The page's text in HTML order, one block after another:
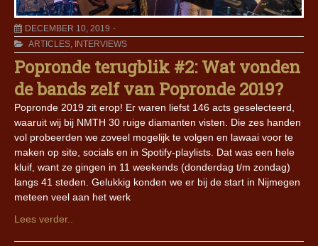
DECEMBER 10, 2019
ARTICLES, INTERVIEWS
Popronde terugblik #2: Wat vonden
de bands zelf van Popronde 2019?
Popronde 2019 zit erop! Er waren liefst 146 acts geselecteerd,
waaruit wij bij NMTH 30 ruige diamanten visten. Die zes handen
vol probeerden we zoveel mogelijk te volgen en lawaai voor te
maken op site, socials en in Spotify-playlists. Dat was een hele
kluif, want ze gingen in 11 weekends (donderdag t/m zondag)
langs 41 steden. Gelukkig konden we er bij de start in Nijmegen
meteen veel aan het werk
Lees verder..